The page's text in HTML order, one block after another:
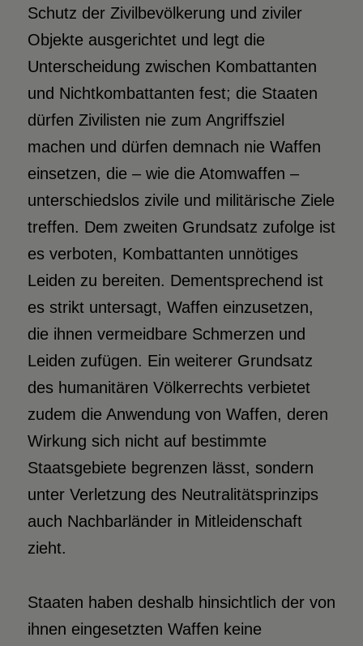
Schutz der Zivilbevölkerung und ziviler
Objekte ausgerichtet und legt die
Unterscheidung zwischen Kombattanten
und Nichtkombattanten fest; die Staaten
dürfen Zivilisten nie zum Angriffsziel
machen und dürfen demnach nie Waffen
einsetzen, die – wie die Atomwaffen –
unterschiedslos zivile und militärische Ziele
treffen. Dem zweiten Grundsatz zufolge ist
es verboten, Kombattanten unnötiges
Leiden zu bereiten. Dementsprechend ist
es strikt untersagt, Waffen einzusetzen,
die ihnen vermeidbare Schmerzen und
Leiden zufügen. Ein weiterer Grundsatz
des humanitären Völkerrechts verbietet
zudem die Anwendung von Waffen, deren
Wirkung sich nicht auf bestimmte
Staatsgebiete begrenzen lässt, sondern
unter Verletzung des Neutralitätsprinzips
auch Nachbarländer in Mitleidenschaft
zieht.
Staaten haben deshalb hinsichtlich der von
ihnen eingesetzten Waffen keine